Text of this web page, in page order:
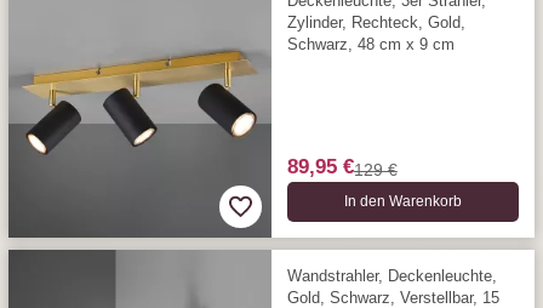
Zylinder, Rechteck, Gold,
Schwarz, 48 cm x 9 cm
89,95 €129 €
In den Warenkorb
Wandstrahler, Deckenleuchte,
Gold, Schwarz, Verstellbar, 15